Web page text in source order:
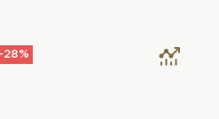
-28%